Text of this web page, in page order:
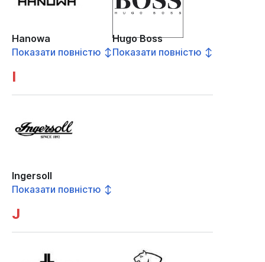
Hanowa
Показати повністю ↕
Hugo Boss
Показати повністю ↕
I
Ingersoll
Показати повністю ↕
J